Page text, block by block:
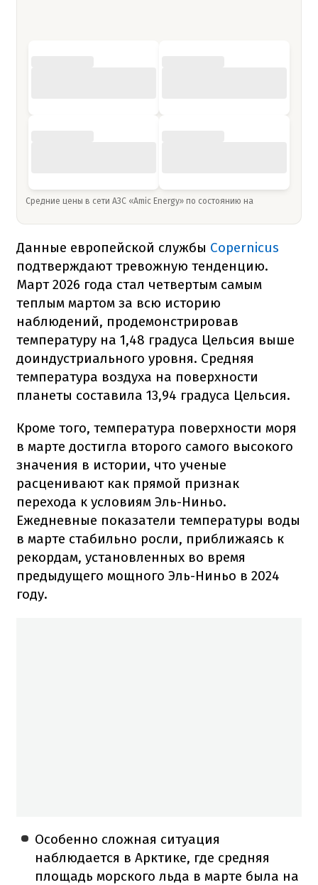
Средние цены в сети АЗС «Amic Energy» по состоянию на
Данные европейской службы Copernicus
подтверждают тревожную тенденцию.
Март 2026 года стал четвертым самым
теплым мартом за всю историю
наблюдений, продемонстрировав
температуру на 1,48 градуса Цельсия выше
доиндустриального уровня. Средняя
температура воздуха на поверхности
планеты составила 13,94 градуса Цельсия.
Кроме того, температура поверхности моря
в марте достигла второго самого высокого
значения в истории, что ученые
расценивают как прямой признак
перехода к условиям Эль-Ниньо.
Ежедневные показатели температуры воды
в марте стабильно росли, приближаясь к
рекордам, установленных во время
предыдущего мощного Эль-Ниньо в 2024
году.
Особенно сложная ситуация
наблюдается в Арктике, где средняя
площадь морского льда в марте была на